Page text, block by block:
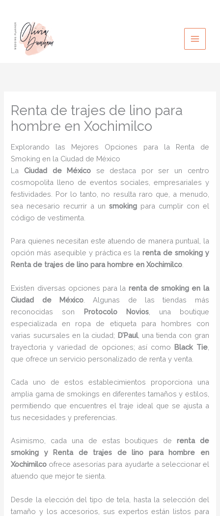
contenido
Renta de trajes de lino para
hombre en Xochimilco
Explorando las Mejores Opciones para la Renta de
Smoking en la Ciudad de México
LaCiudad de México se destaca por ser un centro
cosmopolita lleno de eventos sociales, empresariales y
festividades. Por lo tanto, no resulta raro que, a menudo,
sea necesario recurrir a un smokingpara cumplir con el
código de vestimenta.
Para quienes necesitan este atuendo de manera puntual, la
opción más asequible y práctica es larenta de smoking y
Renta de trajes de lino para hombre en Xochimilco
Existen diversas opciones para la renta de smoking en la
Ciudad de México . Algunas de las tiendas más
reconocidas son Protocolo Novios, una boutique
especializada en ropa de etiqueta para hombres con
varias sucursales en la ciudad; D’Paul, una tienda con gran
trayectoria y variedad de opciones; así como Black Tie,
que ofrece un servicio personalizado de renta y venta.
Cada uno de estos establecimientos proporciona una
amplia gama de smokings en diferentes tamaños y estilos,
permitiendo que encuentres el traje ideal que se ajusta a
tus necesidades y preferencias.
Asimismo, cada una de estas boutiques de renta de
smoking y Renta de trajes de lino para hombre en
Xochimilco ofrece asesorías para ayudarte a seleccionar el
atuendo que mejor te sienta.
Desde la elección del tipo de tela, hasta la selección del
tamaño y los accesorios, sus expertos están listos para